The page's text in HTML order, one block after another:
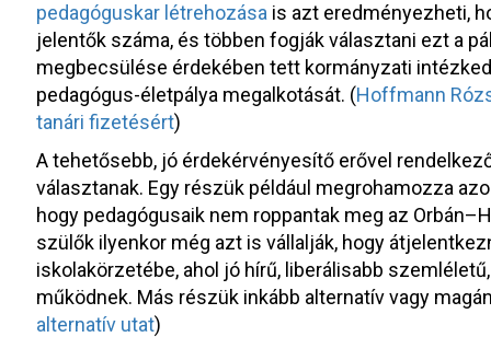
pedagóguskar létrehozása is azt eredményezheti,
jelentők száma, és többen fogják választani ezt a
megbecsülése érdekében tett kormányzati
pedagógus-életpálya megalkotását. (Hoffmann
tanári fizetésért)
A tehetősebb, jó érdekérvényesítő erővel
választanak. Egy részük például megrohamozza
hogy pedagógusaik nem roppantak meg az
szülők ilyenkor még azt is vállalják, hogy
iskolakörzetébe, ahol jó hírű, liberálisabb
működnek. Más részük inkább alternatív vagy
alternatív utat)